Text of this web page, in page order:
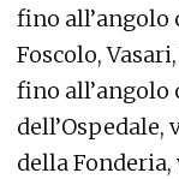
fino all’angolo
Foscolo,
fino all’angolo
della